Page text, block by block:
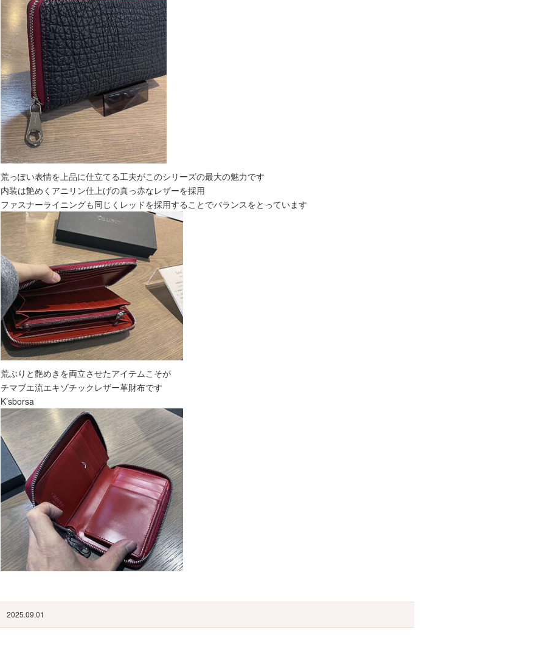
荒っぽい表情を上品に仕立てる工夫がこのシリーズの最大の魅力です
内装は艶めくアニリン仕上げの真っ赤なレザーを採用
ファスナーライニングも同じくレッドを採用することでバランスをとっています
荒ぶりと艶めきを両立させたアイテムこそが
チマブエ流エキゾチックレザー革財布です
K’sborsa
2025.09.01